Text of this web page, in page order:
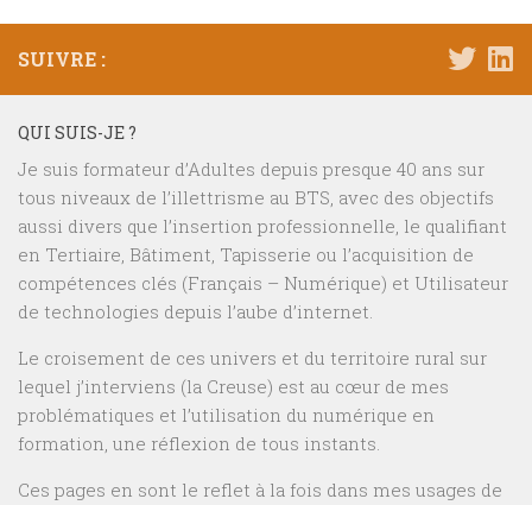
SUIVRE :
QUI SUIS-JE ?
Je suis formateur d’Adultes depuis presque 40 ans sur
tous niveaux de l’illettrisme au BTS, avec des objectifs
aussi divers que l’insertion professionnelle, le qualifiant
en Tertiaire, Bâtiment, Tapisserie ou l’acquisition de
compétences clés (Français – Numérique) et Utilisateur
de technologies depuis l’aube d’internet.
Le croisement de ces univers et du territoire rural sur
lequel j’interviens (la Creuse) est au cœur de mes
problématiques et l’utilisation du numérique en
formation, une réflexion de tous instants.
Ces pages en sont le reflet à la fois dans mes usages de